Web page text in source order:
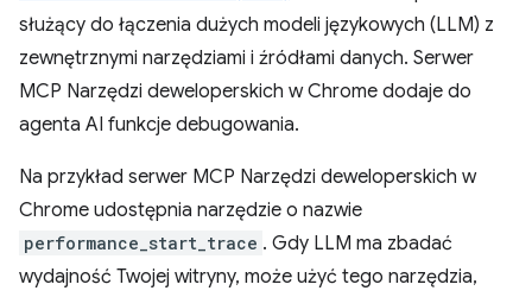
służący do łączenia dużych modeli językowych (LLM) z
zewnętrznymi narzędziami i źródłami danych. Serwer
MCP Narzędzi deweloperskich w Chrome dodaje do
agenta AI funkcje debugowania.
Na przykład serwer MCP Narzędzi deweloperskich w
Chrome udostępnia narzędzie o nazwie
performance_start_trace . Gdy LLM ma zbadać
wydajność Twojej witryny, może użyć tego narzędzia,